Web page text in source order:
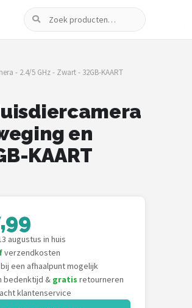
Zoeken
- 2.4/5 GHz - Zwart - 32GB-KAART
en
KAART
augustus in huis
verzendkosten
een afhaalpunt mogelijk
bedenktijd & gratis retourneren
klantenservice